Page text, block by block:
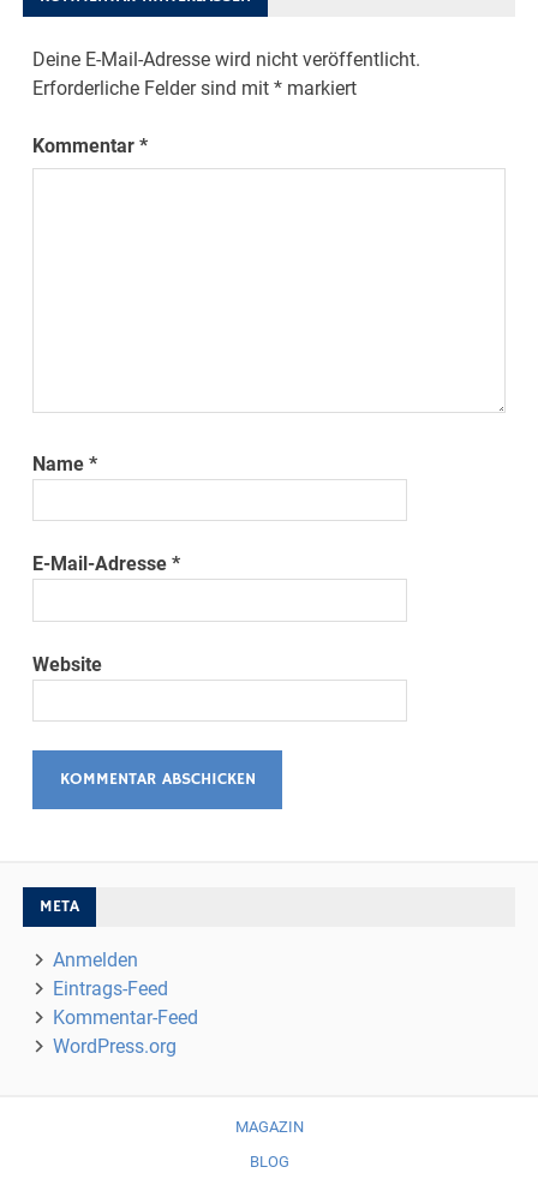
Deine E-Mail-Adresse wird nicht veröffentlicht.
Erforderliche Felder sind mit* markiert
Kommentar*
Name*
E-Mail-Adresse*
Website
META
Anmelden
Eintrags-Feed
Kommentar-Feed
WordPress.org
MAGAZIN
BLOG